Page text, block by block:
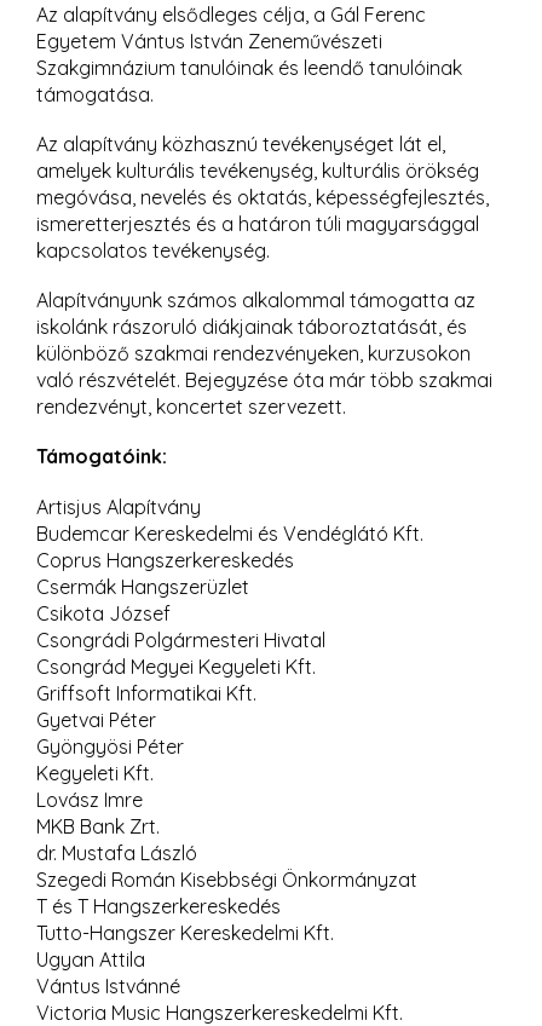
Az alapítvány elsődleges célja, a Gál Ferenc
Egyetem Vántus István Zeneművészeti
Szakgimnázium tanulóinak és leendő tanulóinak
támogatása.
Az alapítvány közhasznú tevékenységet lát el,
amelyek kulturális tevékenység, kulturális örökség
megóvása, nevelés és oktatás, képességfejlesztés,
ismeretterjesztés és a határon túli magyarsággal
kapcsolatos tevékenység.
Alapítványunk számos alkalommal támogatta az
iskolánk rászoruló diákjainak táboroztatását, és
különböző szakmai rendezvényeken, kurzusokon
való részvételét. Bejegyzése óta már több szakmai
rendezvényt, koncertet szervezett.
Támogatóink:
Artisjus Alapítvány
Budemcar Kereskedelmi és Vendéglátó Kft.
Coprus Hangszerkereskedés
Csermák Hangszerüzlet
Csikota József
Csongrádi Polgármesteri Hivatal
Csongrád Megyei Kegyeleti Kft.
Griffsoft Informatikai Kft.
Gyetvai Péter
Gyöngyösi Péter
Kegyeleti Kft.
Lovász Imre
MKB Bank Zrt.
dr. Mustafa László
Szegedi Román Kisebbségi Önkormányzat
T és T Hangszerkereskedés
Tutto-Hangszer Kereskedelmi Kft.
Ugyan Attila
Vántus Istvánné
Victoria Music Hangszerkereskedelmi Kft.